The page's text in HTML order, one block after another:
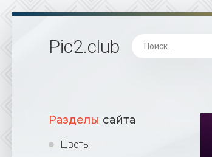
Pic2.club
Разделы сайта
Цветы